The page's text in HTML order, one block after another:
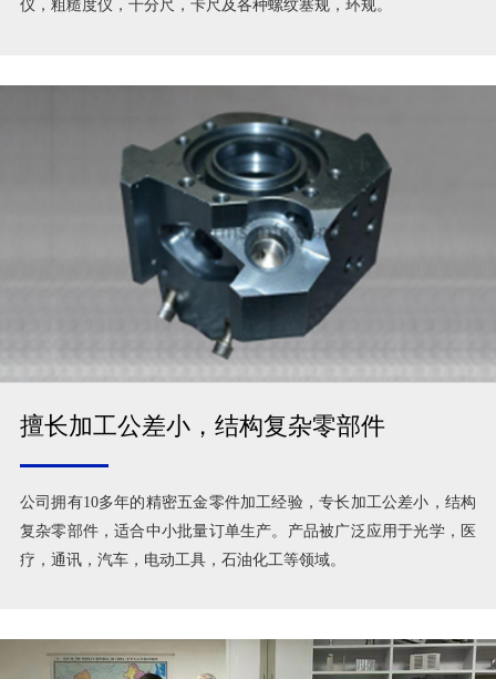
仪，粗糙度仪，千分尺，卡尺及各种螺纹塞规，环规。
擅长加工公差小，结构复杂零部件
公司拥有10多年的精密五金零件加工经验，专长加工公差小，结构
复杂零部件，适合中小批量订单生产。产品被广泛应用于光学，医
疗，通讯，汽车，电动工具，石油化工等领域。